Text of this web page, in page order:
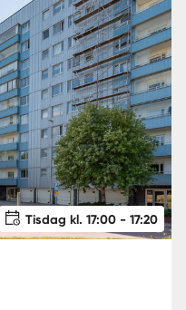
Tisdag kl. 17:00 - 17:20